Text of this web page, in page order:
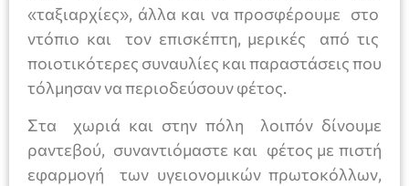
«ταξιαρχίες», άλλα και να προσφέρουμε στο
ντόπιο και τον επισκέπτη, μερικές από τις
ποιοτικότερες συναυλίες και παραστάσεις που
τόλμησαν να περιοδεύσουν φέτος.
Στα χωριά και στην πόλη λοιπόν δίνουμε
ραντεβού, συναντιόμαστε και φέτος με πιστή
εφαρμογή των υγειονομικών πρωτοκόλλων,